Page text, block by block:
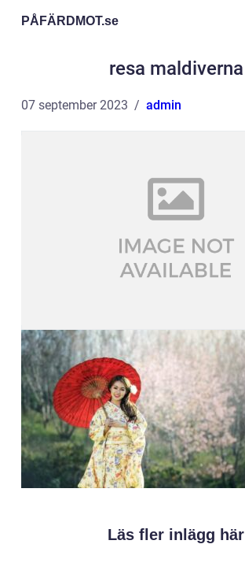
PÅFÄRDMOT.se
resa maldiverna
07 september 2023 admin
Läs fler inlägg här